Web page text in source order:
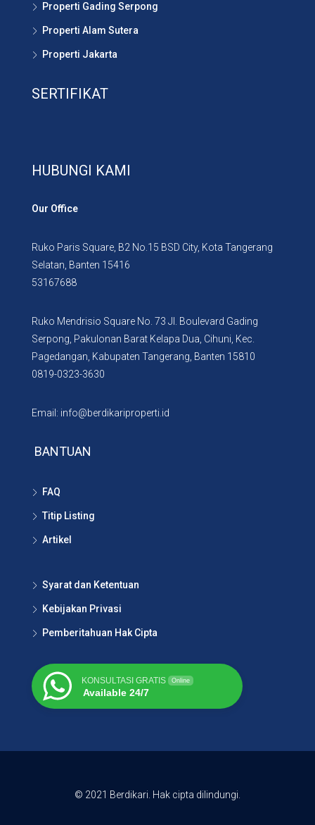
Properti Gading Serpong
Properti Alam Sutera
Properti Jakarta
SERTIFIKAT
HUBUNGI KAMI
Our Office
Ruko Paris Square, B2 No.15 BSD City, Kota Tangerang
Selatan, Banten 15416
53167688
Ruko Mendrisio Square No. 73 Jl. Boulevard Gading
Serpong, Pakulonan Barat Kelapa Dua, Cihuni, Kec.
Pagedangan, Kabupaten Tangerang, Banten 15810
0819-0323-3630
Email: info@berdikariproperti.id
BANTUAN
FAQ
Titip Listing
Artikel
Syarat dan Ketentuan
Kebijakan Privasi
Pemberitahuan Hak Cipta
KONSULTASI GRATIS Online
Available 24/7
© 2021 Berdikari. Hak cipta dilindungi.